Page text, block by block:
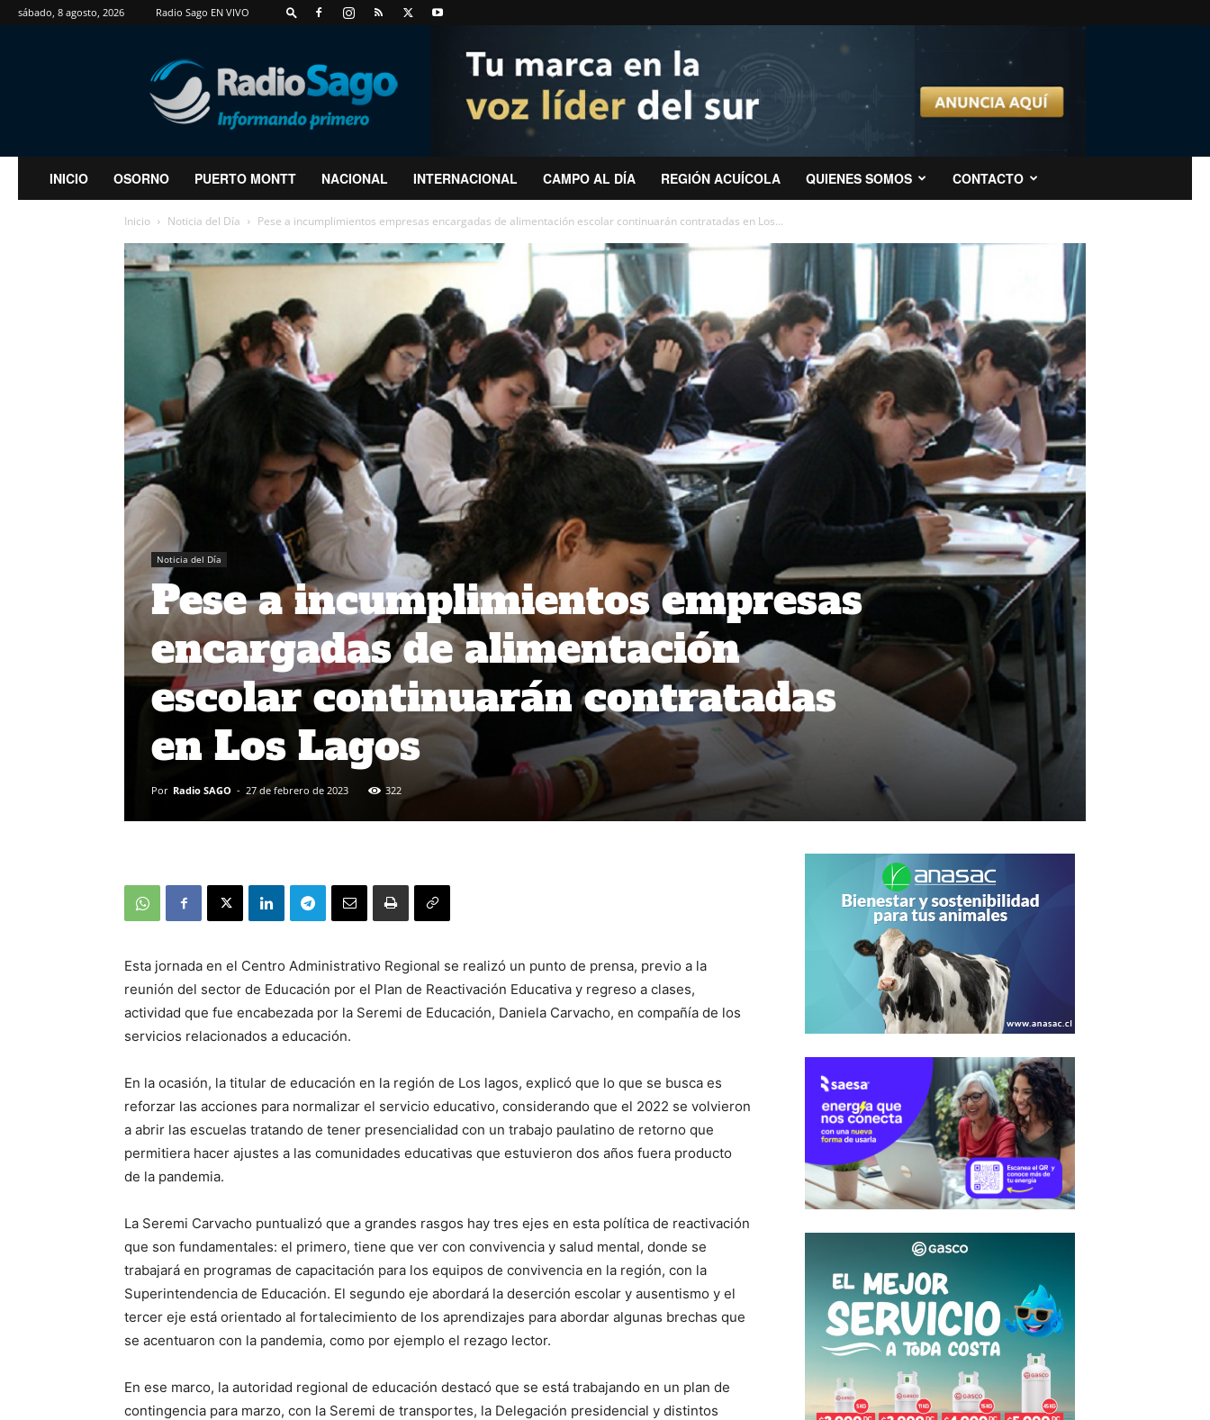
sábado, 8 agosto, 2026 Radio Sago EN VIVO
RadioSago
INICIO OSORNO PUERTO MONTT NACIONAL INTERNACIONAL CAMPO AL DÍA REGIÓN ACUÍCOLA QUIENES SOMOS CONTACTO
Inicio Noticia del Día Pese a incumplimientos empresas encargadas de alimentación escolar continuarán contratadas en Los...
Noticia del Día
Pese a incumplimientos empresas
encargadas de alimentación
escolar continuarán contratadas
en Los Lagos
Por Radio SAGO - 27 de febrero de 2023 322
Esta jornada en el Centro Administrativo Regional se realizó un punto de prensa, previo a la
reunión del sector de Educación por el Plan de Reactivación Educativa y regreso a clases,
actividad que fue encabezada por la Seremi de Educación, Daniela Carvacho, en compañía de los
servicios relacionados a educación.
En la ocasión, la titular de educación en la región de Los lagos, explicó que lo que se busca es
reforzar las acciones para normalizar el servicio educativo, considerando que el 2022 se volvieron
a abrir las escuelas tratando de tener presencialidad con un trabajo paulatino de retorno que
permitiera hacer ajustes a las comunidades educativas que estuvieron dos años fuera producto
de la pandemia.
La Seremi Carvacho puntualizó que a grandes rasgos hay tres ejes en esta política de reactivación
que son fundamentales: el primero, tiene que ver con convivencia y salud mental, donde se
trabajará en programas de capacitación para los equipos de convivencia en la región, con la
Superintendencia de Educación. El segundo eje abordará la deserción escolar y ausentismo y el
tercer eje está orientado al fortalecimiento de los aprendizajes para abordar algunas brechas que
se acentuaron con la pandemia, como por ejemplo el rezago lector.
En ese marco, la autoridad regional de educación destacó que se está trabajando en un plan de
contingencia para marzo, con la Seremi de transportes, la Delegación presidencial y distintos